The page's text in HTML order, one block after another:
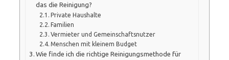
das die Reinigung?
Private Haushalte
Familien
Vermieter und Gemeinschaftsnutzer
Menschen mit kleinem Budget
Wie finde ich die richtige Reinigungsmethode für